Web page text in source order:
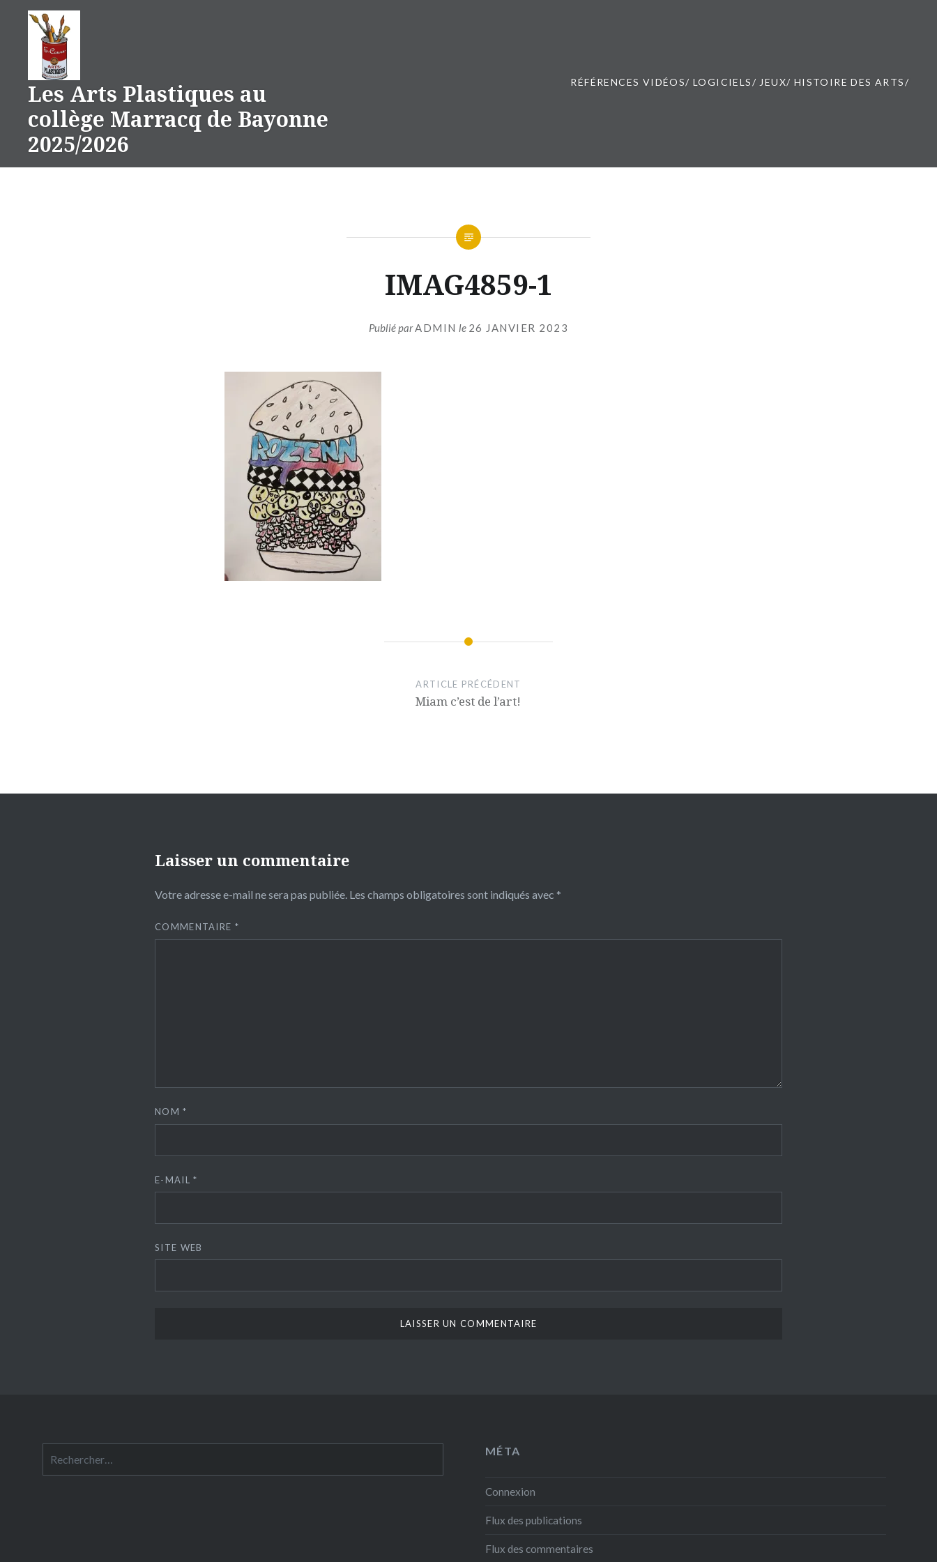
Les Arts Plastiques au
collège Marracq de Bayonne
2025/2026
RÉFÉRENCES VIDÉOS/ LOGICIELS/ JEUX/ HISTOIRE DES ARTS/
IMAG4859-1
Publié parADMIN le 26 JANVIER 2023
ARTICLE PRÉCÉDENT
Miam c’est de l’art!
Laisser un commentaire
Votre adresse e-mail ne sera pas publiée. Les champs obligatoires sont indiqués avec *
COMMENTAIRE *
NOM*
E-MAIL*
SITE WEB
MÉTA
Connexion
Flux des publications
Flux des commentaires